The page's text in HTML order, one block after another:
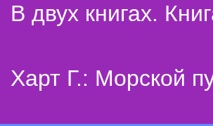
В двух книгах.
Харт Г.: Морской